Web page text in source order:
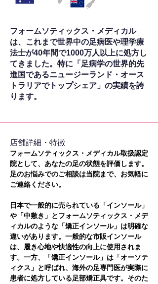
フォームソティックス・メディカル
は、これまで世界中の足病医や理学療
法士が40年間で1000万人以上に処方し
てきました。特に「足病学の世界的先
進国であるニュージーランド・オース
トラリアでトップシェア」の実績を誇
ります。
​店舗詳細・特徴
フォームソティックス・メディカル取扱認定
院として、あなたの足の状態を評価します。
足のお悩みでのご相談は当院まで、お気軽に
ご連絡ください。
日本で一般的に売られている「インソール」
や「中敷き」とフォームソティックス・メデ
ィカルのような「矯正インソール」は明確な
違いがあります。一般的な市販インソール
は、履き心地や快適性の向上に使用されま
す。一方、「矯正インソール」は「オーソテ
ィクス」と呼ばれ、海外の足専門医が実際に
患者に処方している足部矯正具です。そのた